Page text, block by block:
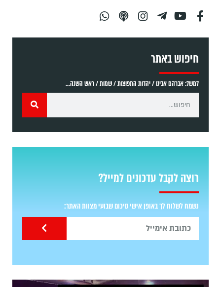
חיפוש באתר
למשל: אברהם אבינו / יהדות התפוצות / שמות / ראש השנה...
רוצה לקבל עדכונים למייל?
נשמח לשלוח לך באופן אישי סיכום שבועי מצוות האתר: